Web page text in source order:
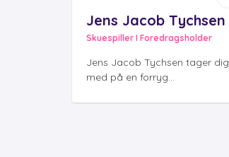
Jens Jacob Tychsen
Skuespiller I Foredragsholder
Jens Jacob Tychsen tager dig
med på en forryg...